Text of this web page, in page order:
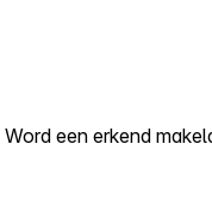
Word een erkend